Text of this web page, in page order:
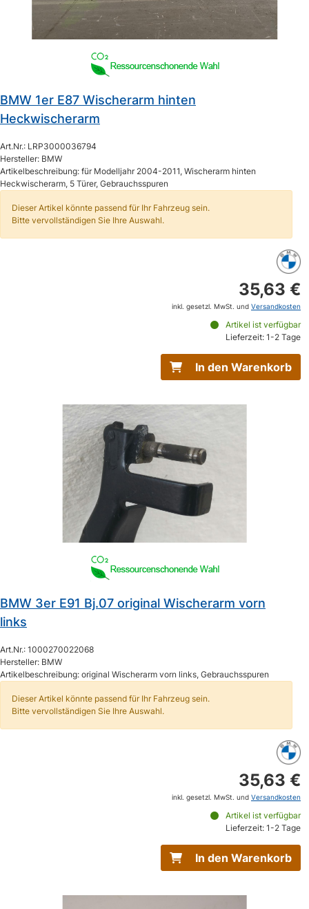
BMW 1er E87 Wischerarm hinten
Heckwischerarm
Art.Nr.: LRP3000036794
Hersteller: BMW
Artikelbeschreibung: für Modelljahr 2004-2011, Wischerarm hinten
Heckwischerarm, 5 Türer, Gebrauchsspuren
Dieser Artikel könnte passend für Ihr Fahrzeug sein.
Bitte vervollständigen Sie Ihre Auswahl.
35,63 €
inkl. gesetzl. MwSt. und Versandkosten
Artikel ist verfügbar
Lieferzeit: 1-2 Tage
In den Warenkorb
BMW 3er E91 Bj.07 original Wischerarm vorn
links
Art.Nr.: 1000270022068
Hersteller: BMW
Artikelbeschreibung: original Wischerarm vorn links, Gebrauchsspuren
Dieser Artikel könnte passend für Ihr Fahrzeug sein.
Bitte vervollständigen Sie Ihre Auswahl.
35,63 €
inkl. gesetzl. MwSt. und Versandkosten
Artikel ist verfügbar
Lieferzeit: 1-2 Tage
In den Warenkorb